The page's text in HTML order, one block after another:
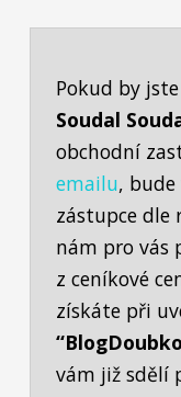
Pokud by
Soudal
obchodní
emailu,
zástupce dle
nám pro vás
z ceníkové
získáte při
vám již sdělí